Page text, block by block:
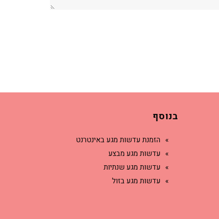
בנוסף
הזמנת עדשות מגע באינטרנט
עדשות מגע מבצע
עדשות מגע שנתיות
עדשות מגע בזול